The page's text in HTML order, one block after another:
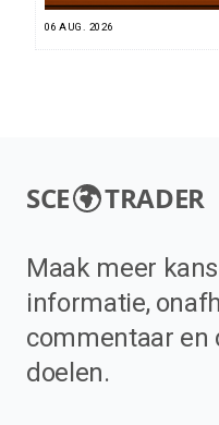
06 AUG. 2026
SCE TRADER
Maak meer
informatie,
commentaar en
doelen.